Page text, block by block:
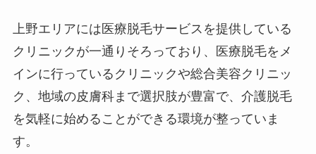
上野エリアには医療脱毛サービスを提供している
クリニックが一通りそろっており、医療脱毛をメ
インに行っているクリニックや総合美容クリニッ
ク、地域の皮膚科まで選択肢が豊富で、介護脱毛
を気軽に始めることができる環境が整っていま
す。